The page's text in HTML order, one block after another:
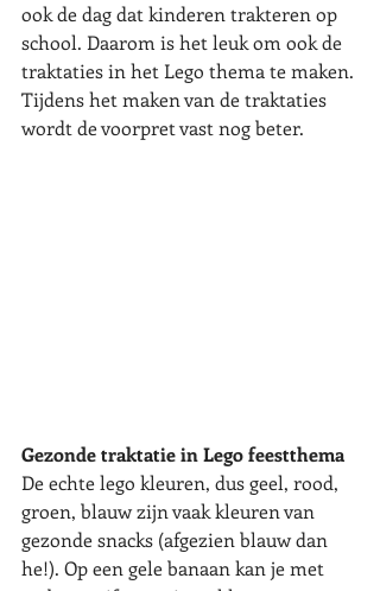
ook de dag dat kinderen trakteren op
school. Daarom is het leuk om ook de
traktaties in het Lego thema te maken.
Tijdens het maken van de traktaties
wordt de voorpret vast nog beter.
Gezonde traktatie in Lego feestthema
De echte lego kleuren, dus geel, rood,
groen, blauw zijn vaak kleuren van
gezonde snacks (afgezien blauw dan
he!). Op een gele banaan kan je met